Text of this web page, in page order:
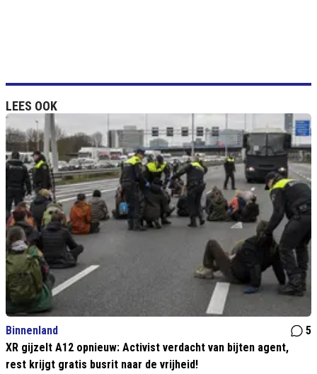
LEES OOK
Binnenland
5
XR gijzelt A12 opnieuw: Activist verdacht van bijten agent,
rest krijgt gratis busrit naar de vrijheid!